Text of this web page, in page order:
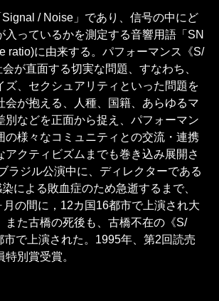
Signal / Noise」であり、信号の中にど
入っているかを測定する音響用語「SN
ratio)に由来する。パフォーマンス《S/
が直面する切実な問題、すなわち、
ズ、セクシュアリティといった問題を
会が抱える、人種、国籍、あらゆるマ
別などを正面から捉え、パフォーマン
の様々なコミュニティとの交流・連携
アクティビズムまでも巻き込み展開さ
ラジル公演中に、ディレクターである
による敗血症のため急逝するまで、
月の間に，12カ国16都市で上演され大
また古橋の死後も、古橋不在の《S/
市で上演された。1995年、第2回読売
別賞受賞。